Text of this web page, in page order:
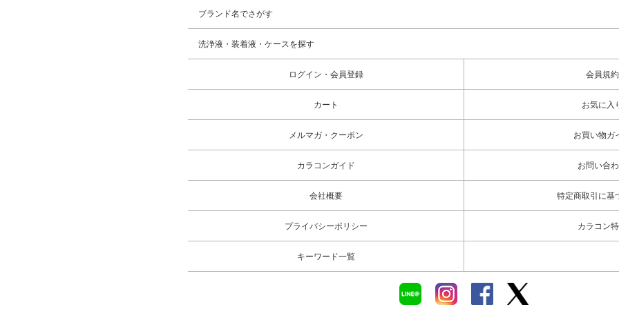
ブランド名でさがす
洗浄液・装着液・ケースを探す
ログイン・会員登録 会員規約
カート お気に入
メルマガ・クーポン お買い物ガ
カラコンガイド お問い合
会社概要 特定商取引に基
プライバシーポリシー カラコン
キーワード一覧